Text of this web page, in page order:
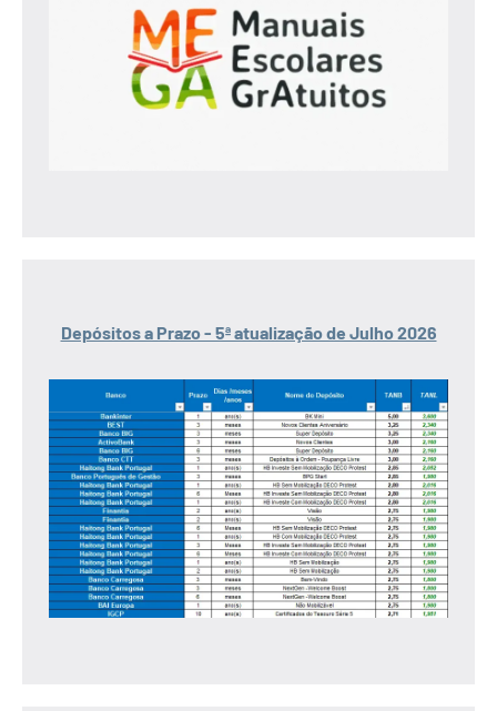
Depósitos a Prazo - 5ª atualização de Julho 2026